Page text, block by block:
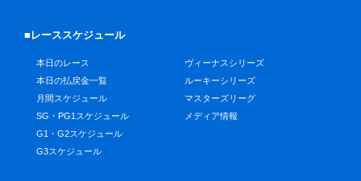
■レーススケジュール
本日のレース
本日の払戻金一覧
月間スケジュール
SG・PG1スケジュール
G1・G2スケジュール
G3スケジュール
ヴィーナスシリーズ
ルーキーシリーズ
マスターズリーグ
メディア情報